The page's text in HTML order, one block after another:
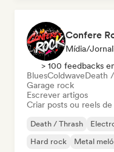
Confere
Mídia/
> 100 feedbacks
BluesColdwaveDeath
Garage rock
Escrever artigos
Criar posts ou reels
Death / Thrash
Hard rock
Metal